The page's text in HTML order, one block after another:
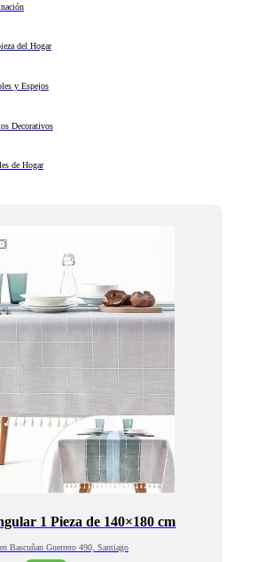
del Hogar
y Espejos
Decorativos
de Hogar
1 Pieza de 140×180 cm
Bascuñan Guerrero 490, Santiago